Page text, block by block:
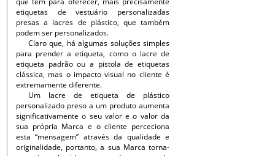
etiquetas de vestuário personalizadas
presas a lacres de plástico, que também
podem ser personalizados.
Claro que, há algumas soluções simples
para prender a etiqueta, como o lacre de
etiqueta padrão ou a pistola de etiquetas
clássica, mas o impacto visual no cliente é
extremamente diferente.
Um lacre de etiqueta de plástico
personalizado preso a um produto aumenta
significativamente o seu valor e o valor da
sua própria Marca e o cliente perceciona
esta “mensagem” através da qualidade e
originalidade, portanto, a sua Marca torna-